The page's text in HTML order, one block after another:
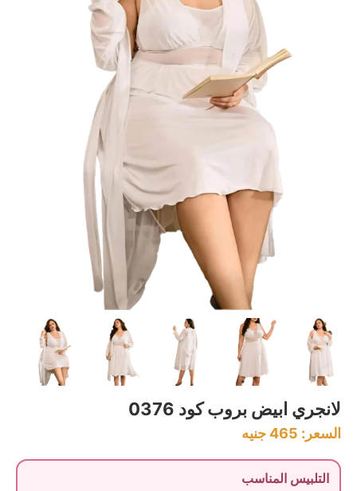
لانجري ابيض بروب كود 0376
السعر: 465جنيه
التلبيس المناسب